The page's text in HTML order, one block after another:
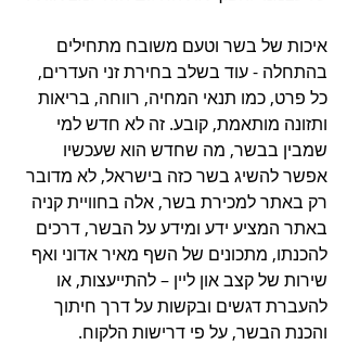
איכות של בשר וטעם משובח מתחילים
בהתחלה - עוד בשלב בחירת זני העדרים,
כל פרט, כמו תנאי המחיה, רווחה, בריאות
ותזונה מותאמת, קובע. זה לא חדש למי
שמבין בבשר, מה שחדש הוא שעכשיו
אפשר להשיג בשר כזה בישראל, לא מדובר
רק באתר למכירת בשר, אלה בחוויית קניה
באתר המציע ידע ומידע על הבשר, דרכים
להכנתו, מתכונים של השף מאיר אדוני ואף
שירות של קצב און ליין – להתייעצות, או
להעברת דגשים ובקשות על דרך חיתוך
והכנת הבשר, על פי דרישות הלקוח.